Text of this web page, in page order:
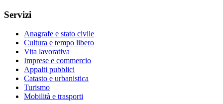
Servizi
Anagrafe e stato civile
Cultura e tempo libero
Vita lavorativa
Imprese e commercio
Appalti pubblici
Catasto e urbanistica
Turismo
Mobilità e trasporti